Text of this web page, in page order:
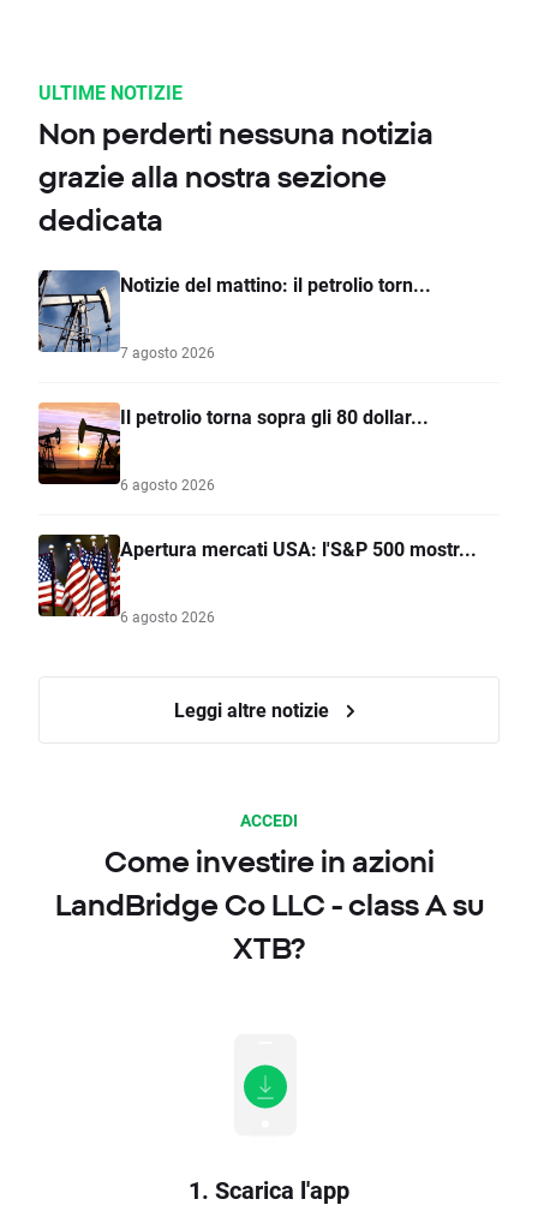
ULTIME NOTIZIE
Non perderti nessuna notizia
grazie alla nostra sezione
dedicata
Notizie del mattino: il petrolio torn...
7 agosto 2026
Il petrolio torna sopra gli 80 dollar...
6 agosto 2026
Apertura mercati USA: l'S&P 500 mostr...
6 agosto 2026
Leggi altre notizie
ACCEDI
Come investire in azioni
LandBridge Co LLC - class A su
XTB?
1. Scarica l'app